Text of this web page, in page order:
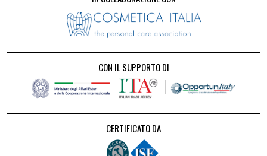
CON IL SUPPORTO DI
CERTIFICATO DA